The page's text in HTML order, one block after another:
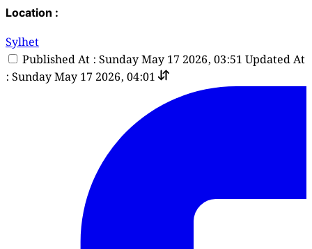
Location :
Sylhet
Published At : Sunday May 17 2026, 03:51 Updated At
: Sunday May 17 2026, 04:01